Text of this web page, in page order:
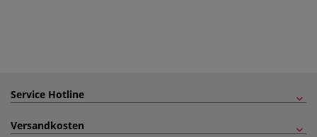
Service Hotline
Versandkosten